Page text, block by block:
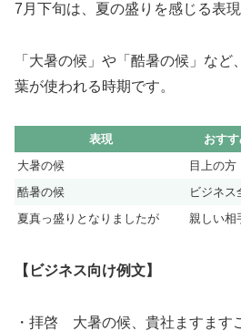
7月下旬は、夏の盛りを感じる表
「大暑の候」や「酷暑の候」な
葉が使われる時期です。
表現 おす
大暑の候
目上の方
酷暑の候
ビジネス
夏真っ盛りとなりましたが
親しい相
【ビジネス向け例文】
・拝啓 大暑の候、貴社ますます